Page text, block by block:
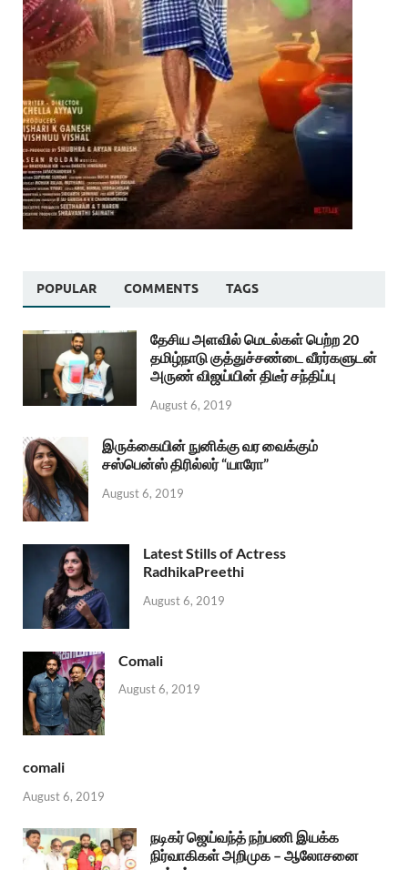
POPULAR COMMENTS TAGS
தேசிய அளவில் மெடல்கள் பெற்ற 20
தமிழ்நாடு குத்துச்சண்டை வீரர்களுடன்
அருண் விஜய்யின் திடீர் சந்திப்பு
August 6, 2019
இருக்கையின் நுனிக்கு வர வைக்கும்
சஸ்பென்ஸ் திரில்லர் “யாரோ”
August 6, 2019
Latest Stills of Actress
RadhikaPreethi
August 6, 2019
Comali
August 6, 2019
comali
August 6, 2019
நடிகர் ஜெய்வந்த் நற்பணி இயக்க
நிர்வாகிகள் அறிமுக – ஆலோசனை